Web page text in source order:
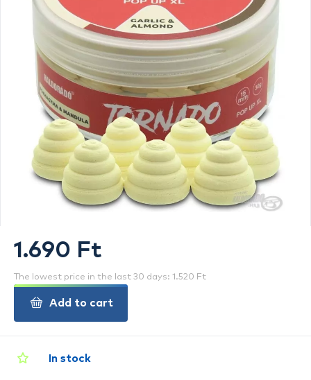
In stock
1.690 Ft
The lowest price in the last 30 days: 1.520 Ft
Add to cart